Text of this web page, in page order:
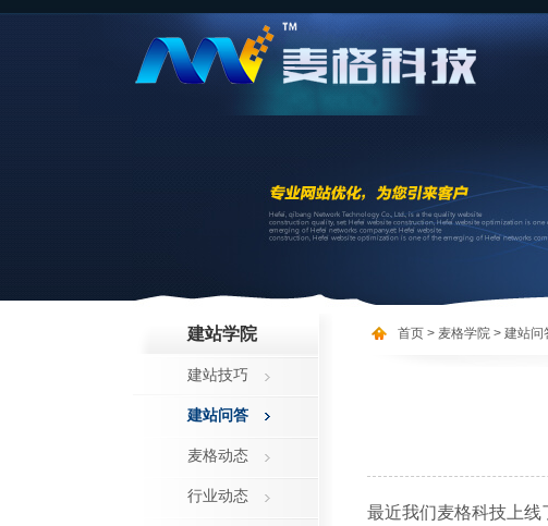
建站学院
建站技巧
建站问答
麦格动态
行业动态
首页 > 麦格学院 > 建站问
最近我们麦格科技上线